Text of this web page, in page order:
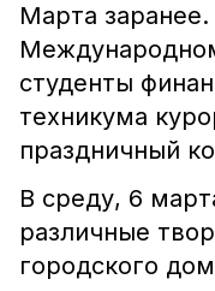
Марта
студенты
техникума
праздничный
В среду, 6
различные
городского